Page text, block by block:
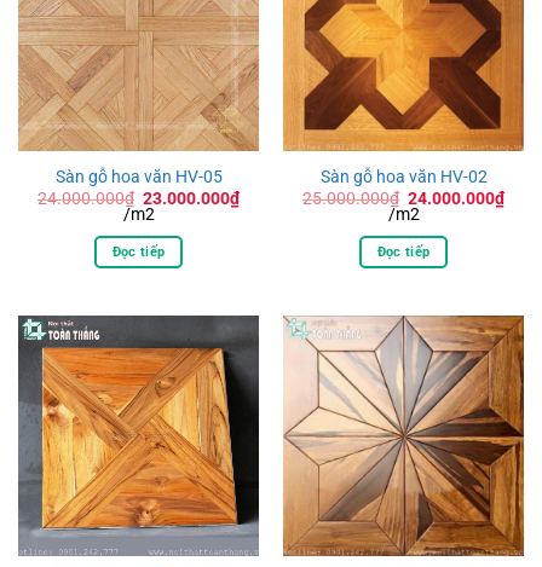
Sàn gỗ hoa văn HV-05
24.000.000₫ Giá
gốc
24.000.000₫.
23.000.000₫
Giá
tại
là:
/m2
Đọc tiếp
Sàn gỗ hoa văn HV-02
25.000.000₫ Giá
gốc
25.000.000₫.
24.000.000₫
Giá
tại
là:
/m2
Đọc tiếp